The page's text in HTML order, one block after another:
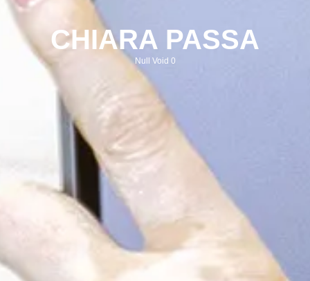
CHIARA PASSA
Null Void 0